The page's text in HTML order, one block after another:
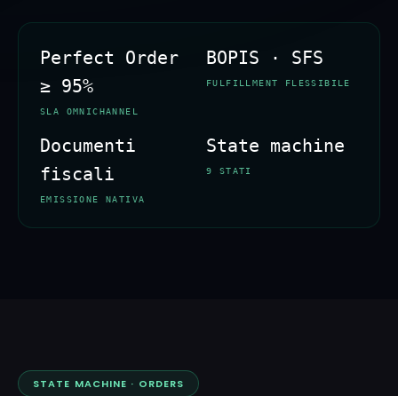
Perfect Order
≥ 95%
SLA OMNICHANNEL
BOPIS · SFS
FULFILLMENT FLESSIBILE
Documenti
fiscali
EMISSIONE NATIVA
State machine
9 STATI
STATE MACHINE · ORDERS